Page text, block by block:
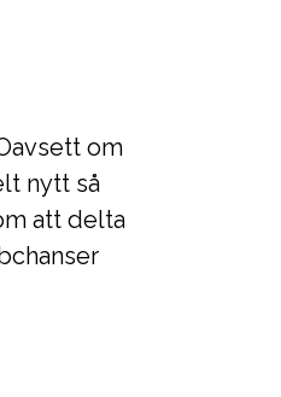
om
nytt så
att delta